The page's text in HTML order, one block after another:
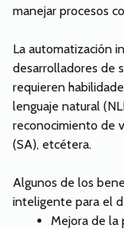
manejar procesos
La automatización
desarrolladores de
requieren
lenguaje natural
reconocimiento de
(SA), etcétera.
Algunos de los
inteligente para el
Mejora de la